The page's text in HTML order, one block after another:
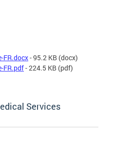
FR.docx- 95.2 KB (docx)
FR.pdf- 224.5 KB (pdf)
Services